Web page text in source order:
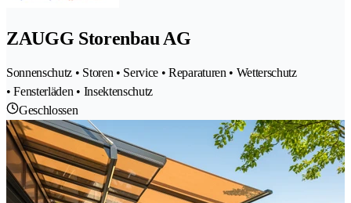
ZAUGG Storenbau AG
Sonnenschutz • Storen • Service • Reparaturen • Wetterschutz
• Fensterläden • Insektenschutz
Geschlossen